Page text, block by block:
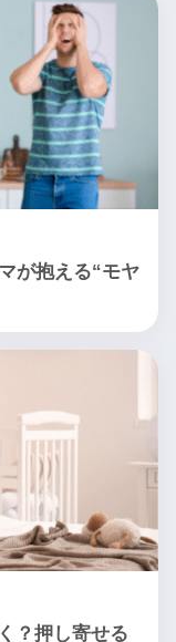
が抱える“モヤ
？押し寄せる